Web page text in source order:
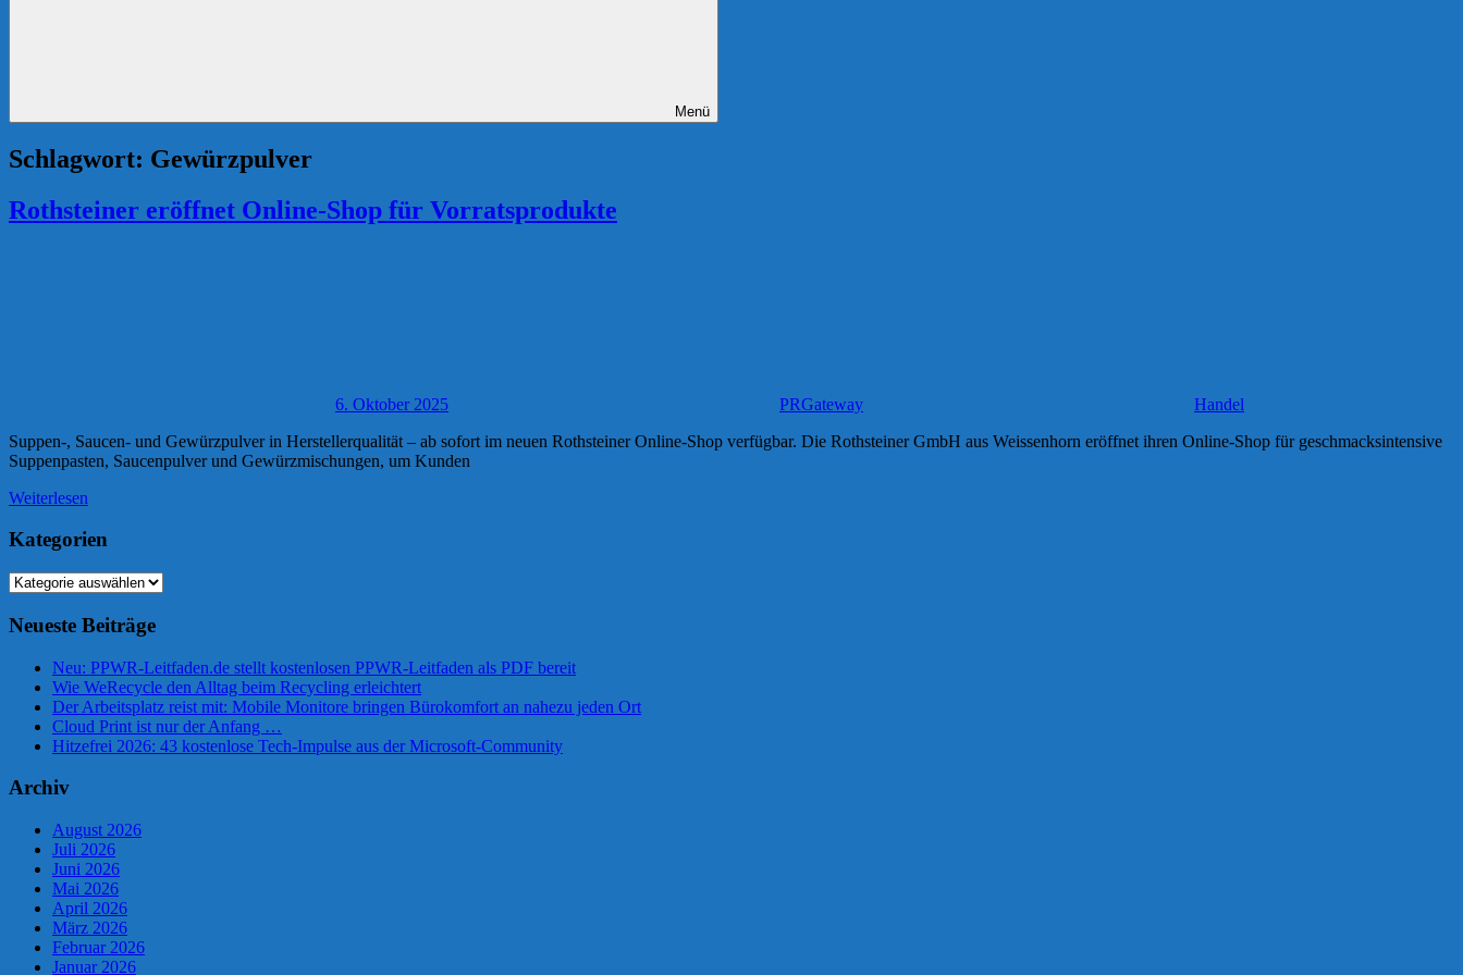
Menü
Schlagwort: Gewürzpulver
Rothsteiner eröffnet Online-Shop für Vorratsprodukte
6. Oktober 2025 PRGateway
Handel
Suppen-, Saucen- und Gewürzpulver in Herstellerqualität – ab sofort im neuen Rothsteiner Online-Shop verfügbar. Die Rothsteiner GmbH aus Weissenhorn eröffnet ihren Online-Shop für geschmacksintensive
Suppenpasten, Saucenpulver und Gewürzmischungen, um Kunden
Weiterlesen
Kategorien
Kategorien
Neueste Beiträge
Neu: PPWR-Leitfaden.de stellt kostenlosen PPWR-Leitfaden als PDF bereit
Wie WeRecycle den Alltag beim Recycling erleichtert
Der Arbeitsplatz reist mit: Mobile Monitore bringen Bürokomfort an nahezu jeden Ort
Cloud Print ist nur der Anfang …
Hitzefrei 2026: 43 kostenlose Tech-Impulse aus der Microsoft-Community
Archiv
August 2026
Juli 2026
Juni 2026
Mai 2026
April 2026
März 2026
Februar 2026
Januar 2026